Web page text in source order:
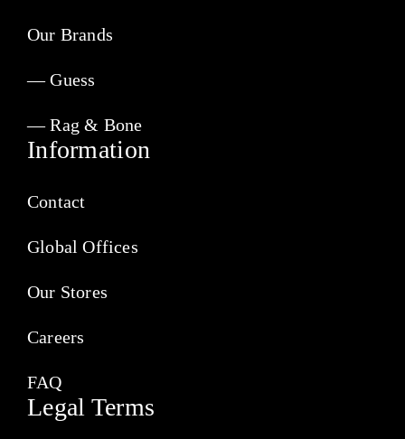
Our Brands
— Guess
— Rag & Bone
Information
Contact
Global Offices
Our Stores
Careers
FAQ
Legal Terms